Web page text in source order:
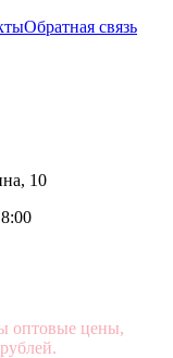
Обратная связь
10
оптовые цены,